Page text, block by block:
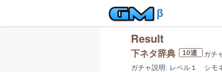
β
Result
下ネタ辞典 10連 ガチ
ガチャ説明: レベル１ シ